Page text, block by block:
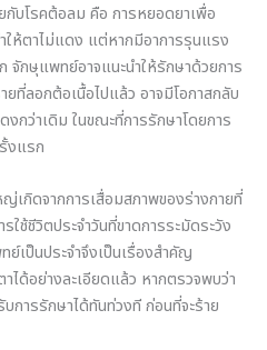
กับโรคต้อลม คือ การหยอดยาเพื่อ
ให้ตาไม่แดง แต่หากมีอาการรุนแรง
จักษุแพทย์อาจแนะนำให้รักษาด้วยการ
ที่ลอกต้อเนื้อไปแล้ว อาจมีโอกาสกลับ
กว่าเดิม ในขณะที่การรักษาโดยการ
งแรก
เกิดจากการเสื่อมสภาพของร่างกายที่
ช้ชีวิตประจำวันที่ขาดการระมัดระวัง
เป็นประจำจึงเป็นเรื่องสำคัญ
ได้อย่างละเอียดแล้ว หากตรวจพบว่า
การรักษาได้ทันท่วงที ก่อนที่จะร้าย